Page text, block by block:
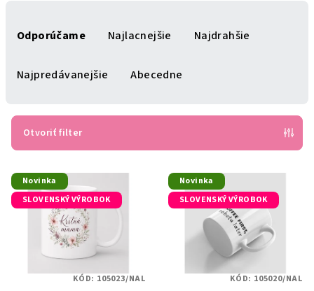
p
r
o
d
Odporúčame Najlacnejšie Najdrahšie
Najpredávanejšie Abecedne
Otvoriť filter
V
ý
p
Novinka
SLOVENSKÝ VÝROBOK
KÓD: 105023/NAL
Novinka
SLOVENSKÝ VÝROBOK
KÓD: 105020/NAL